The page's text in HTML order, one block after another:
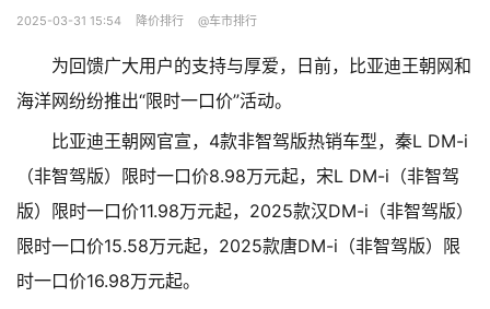
2025-03-31 15:54 降价排行 @车市排行
为回馈广大用户的支持与厚爱，日前，比亚迪王朝网和
海洋网纷纷推出“限时一口价”活动。
比亚迪王朝网官宣，4款非智驾版热销车型，秦L DM-i
（非智驾版）限时一口价8.98万元起，宋L DM-i（非智驾
版）限时一口价11.98万元起，2025款汉DM-i（非智驾版）
限时一口价15.58万元起，2025款唐DM-i（非智驾版）限
时一口价16.98万元起。